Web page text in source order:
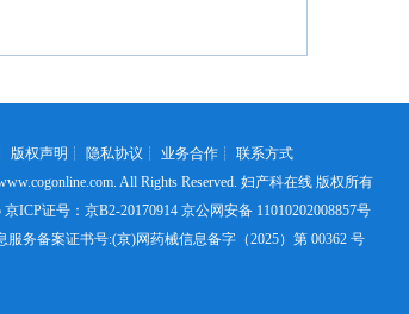
┊ 版权声明 ┊ 隐私协议 ┊ 业务合作 ┊ 联系方式
. All Rights Reserved. 妇产科在线 版权所有
京ICP证号：京B2-20170914 京公网安备 11010202008857号
服务备案证书号:(京)网药械信息备字（2025）第 00362 号